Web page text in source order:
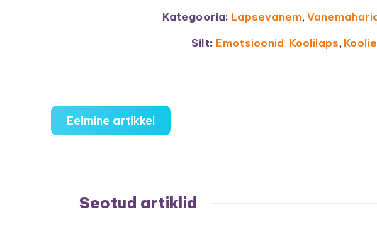
Kategooria: Lapsevanem,
Silt: Emotsioonid, Koolilaps,
Eelmine artikkel
Seotud artiklid